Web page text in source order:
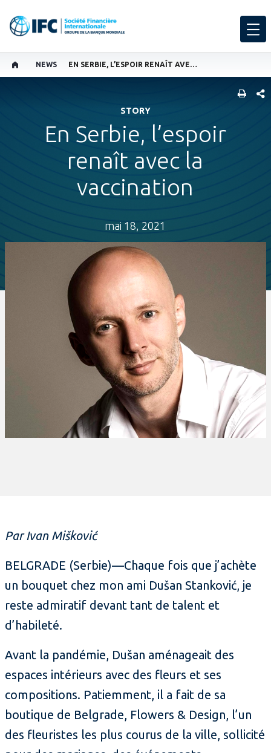
NEWS
STORY
En Serbie, l’espoir
renaît avec la
vaccination
mai 18, 2021
Par Ivan Mišković
BELGRADE (Serbie)—Chaque fois que j’achète
un bouquet chez mon ami Dušan Stanković, je
reste admiratif devant tant de talent et
d’habileté.
Avant la pandémie, Dušan aménageait des
espaces intérieurs avec des fleurs et ses
compositions. Patiemment, il a fait de sa
boutique de Belgrade, Flowers & Design, l’un
des fleuristes les plus courus de la ville, sollicité